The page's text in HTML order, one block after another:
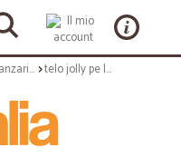
Teli e zanzariere telo jolly pe leno occhiello ogni 50 cm l. 350 h. 300